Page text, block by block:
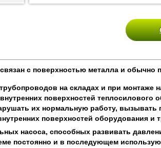
с поверхностью металла и обычно
на складах и при монтаже
поверхностей
их нормальную работу,
поверхностей оборудования
насоса, способных развивать
постоянно и в последующем